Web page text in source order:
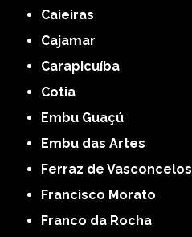
Caieiras
Cajamar
Carapicuíba
Cotia
Embu Guaçú
Embu das Artes
Ferraz de Vasconcelos
Francisco Morato
Franco da Rocha